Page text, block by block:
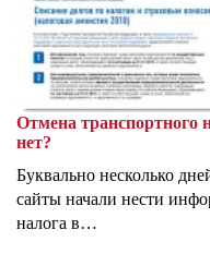
Отмена транспортного
нет?
Буквально несколько
сайты начали нести
налога в…